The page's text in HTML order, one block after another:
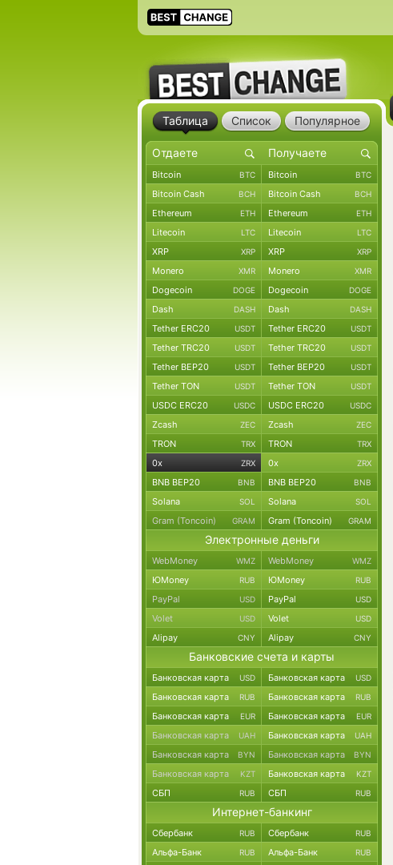
Таблица Список Популярное
Bitcoin BTC Bitcoin BTC
Bitcoin Cash BCH Bitcoin Cash BCH
Ethereum ETH Ethereum ETH
Litecoin LTC Litecoin LTC
XRP XRP XRP XRP
Monero XMR Monero XMR
Dogecoin DOGE Dogecoin DOGE
Dash DASH Dash DASH
Tether ERC20 USDT Tether ERC20 USDT
Tether TRC20 USDT Tether TRC20 USDT
Tether BEP20 USDT Tether BEP20 USDT
Tether TON USDT Tether TON USDT
USDC ERC20 USDC USDC ERC20 USDC
Zcash ZEC Zcash ZEC
TRON TRX TRON TRX
0x ZRX 0x ZRX
BNB BEP20 BNB BNB BEP20 BNB
Solana SOL Solana SOL
Gram (Toncoin) GRAM Gram (Toncoin) GRAM
Электронные деньги
WebMoney WMZ WebMoney WMZ
ЮMoney RUB ЮMoney RUB
PayPal USD PayPal USD
Volet USD Volet USD
Alipay CNY Alipay CNY
Банковские счета и карты
Банковская карта USD Банковская карта USD
Банковская карта RUB Банковская карта RUB
Банковская карта EUR Банковская карта EUR
Банковская карта UAH Банковская карта UAH
Банковская карта BYN Банковская карта BYN
Банковская карта KZT Банковская карта KZT
СБП RUB СБП RUB
Интернет-банкинг
Сбербанк RUB Сбербанк RUB
Альфа-Банк RUB Альфа-Банк RUB